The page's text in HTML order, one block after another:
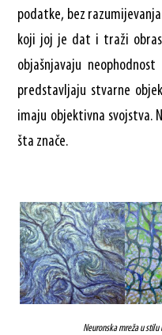
podatke, bez
koji joj je dat i traži
objašnjavaju
predstavljaju stvarne
imaju objektivna svojstva.
šta znače.
Neuronska mreža u